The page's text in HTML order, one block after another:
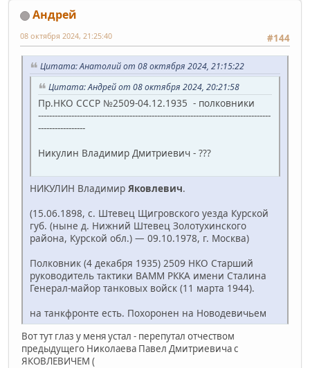
Андрей
#144
08 октября 2024, 21:25:40
Цитата: Анатолий от 08 октября 2024, 21:15:22
Цитата: Андрей от 08 октября 2024, 20:21:58
Пр.НКО СССР №2509-04.12.1935 - полковники
------------------------------------------------------------------------------------
-----------------
Никулин Владимир Дмитриевич - ???
НИКУЛИН Владимир Яковлевич.
(15.06.1898, с. Штевец Щигровского уезда Курской
губ. (ныне д. Нижний Штевец Золотухинского
района, Курской обл.) — 09.10.1978, г. Москва)
Полковник (4 декабря 1935) 2509 НКО Старший
руководитель тактики ВАММ РККА имени Сталина
Генерал-майор танковых войск (11 марта 1944).
на танкфронте есть. Похоронен на Новодевичьем
Вот тут глаз у меня устал - перепутал отчеством
предыдущего Николаева Павел Дмитриевича с
ЯКОВЛЕВИЧЕМ (